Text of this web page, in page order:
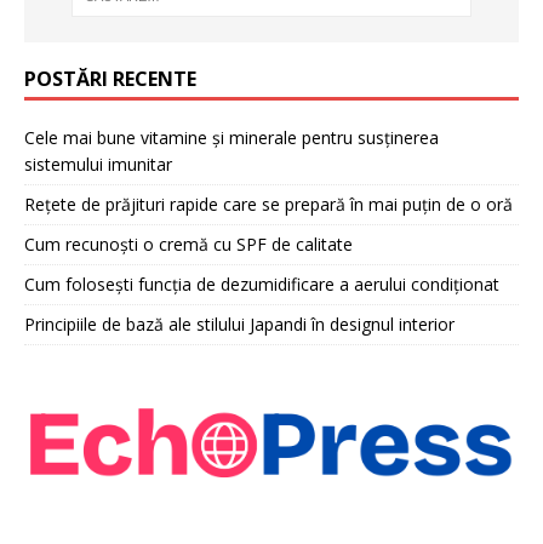
POSTĂRI RECENTE
Cele mai bune vitamine și minerale pentru susținerea
sistemului imunitar
Rețete de prăjituri rapide care se prepară în mai puțin de o oră
Cum recunoști o cremă cu SPF de calitate
Cum folosești funcția de dezumidificare a aerului condiționat
Principiile de bază ale stilului Japandi în designul interior